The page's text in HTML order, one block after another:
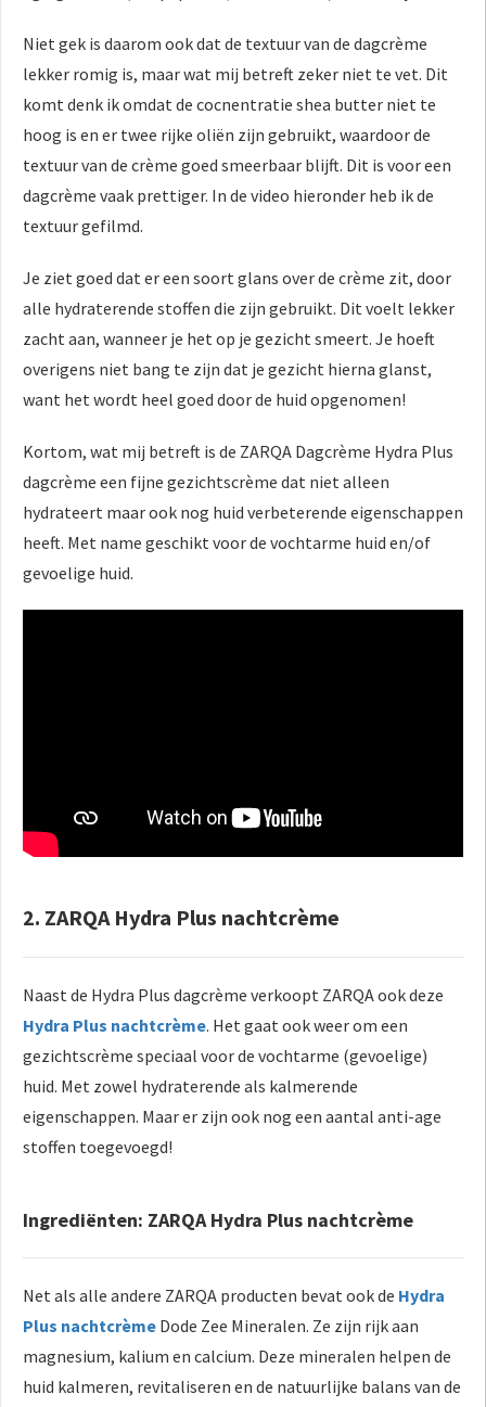
Niet gek is daarom ook dat de textuur van de dagcrème
lekker romig is, maar wat mij betreft zeker niet te vet. Dit
komt denk ik omdat de cocnentratie shea butter niet te
hoog is en er twee rijke oliën zijn gebruikt, waardoor de
textuur van de crème goed smeerbaar blijft. Dit is voor een
dagcrème vaak prettiger. In de video hieronder heb ik de
textuur gefilmd.
Je ziet goed dat er een soort glans over de crème zit, door
alle hydraterende stoffen die zijn gebruikt. Dit voelt lekker
zacht aan, wanneer je het op je gezicht smeert. Je hoeft
overigens niet bang te zijn dat je gezicht hierna glanst,
want het wordt heel goed door de huid opgenomen!
Kortom, wat mij betreft is de ZARQA Dagcrème Hydra Plus
dagcrème een fijne gezichtscrème dat niet alleen
hydrateert maar ook nog huid verbeterende eigenschappen
heeft. Met name geschikt voor de vochtarme huid en/of
gevoelige huid.
2. ZARQA Hydra Plus nachtcrème
Naast de Hydra Plus dagcrème verkoopt ZARQA ook deze
Hydra Plus nachtcrème. Het gaat ook weer om een
gezichtscrème speciaal voor de vochtarme (gevoelige)
huid. Met zowel hydraterende als kalmerende
eigenschappen. Maar er zijn ook nog een aantal anti-age
stoffen toegevoegd!
Ingrediënten: ZARQA Hydra Plus nachtcrème
Net als alle andere ZARQA producten bevat ook de Hydra
Plus nachtcrème Dode Zee Mineralen. Ze zijn rijk aan
magnesium, kalium en calcium. Deze mineralen helpen de
huid kalmeren, revitaliseren en de natuurlijke balans van de